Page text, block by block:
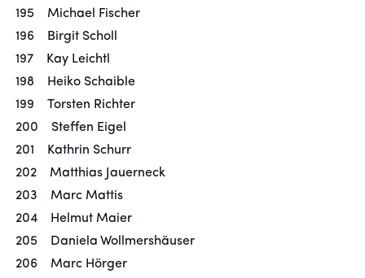
195 Michael Fischer
196 Birgit Scholl
197 Kay Leichtl
198 Heiko Schaible
199 Torsten Richter
200 Steffen Eigel
201 Kathrin Schurr
202 Matthias Jauerneck
203 Marc Mattis
204 Helmut Maier
205 Daniela Wollmershäuser
206 Marc Hörger